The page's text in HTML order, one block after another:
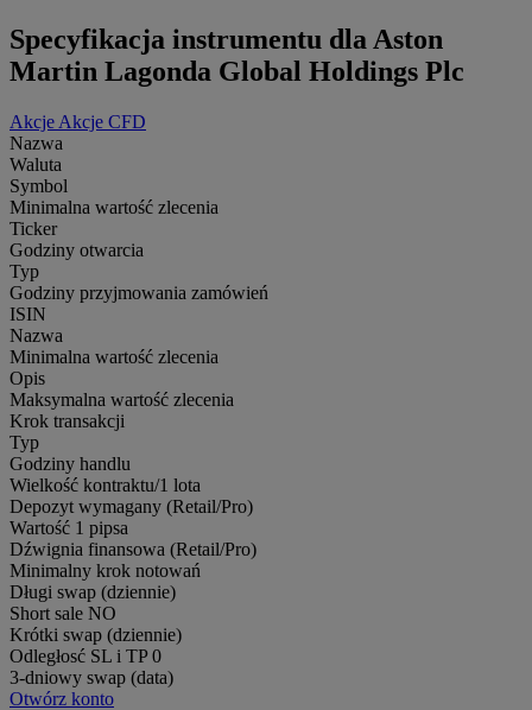
Specyfikacja instrumentu dla Aston
Martin Lagonda Global Holdings Plc
Akcje Akcje CFD
Nazwa
Waluta
Symbol
Minimalna wartość zlecenia
Ticker
Godziny otwarcia
Typ
Godziny przyjmowania zamówień
ISIN
Nazwa
Minimalna wartość zlecenia
Opis
Maksymalna wartość zlecenia
Krok transakcji
Typ
Godziny handlu
Wielkość kontraktu/1 lota
Depozyt wymagany (Retail/Pro)
Wartość 1 pipsa
Dźwignia finansowa (Retail/Pro)
Minimalny krok notowań
Długi swap (dziennie)
Short sale NO
Krótki swap (dziennie)
Odległosć SL i TP 0
3-dniowy swap (data)
Otwórz konto